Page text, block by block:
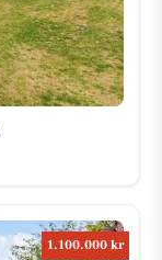
1.100.000 kr